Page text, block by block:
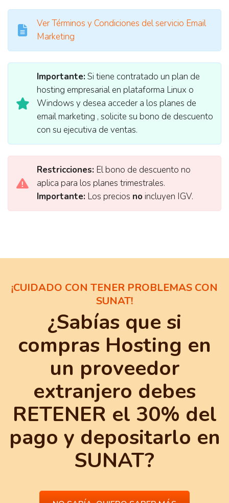
Ver Términos y Condiciones del servicio Email
Marketing
Importante:Si tiene contratado un plan de
hosting empresarial en plataforma Linux o
Windows y desea acceder a los planes de
email marketing , solicite su bono de descuento
con su ejecutiva de ventas.
Restricciones: El bono de descuento no
aplica para los planes trimestrales.
Importante: Los precios noincluyen IGV.
¡CUIDADO CON TENER PROBLEMAS CON
SUNAT!
¿Sabías que si
compras Hosting en
un proveedor
extranjero debes
RETENER el 30% del
pago y depositarlo en
SUNAT?